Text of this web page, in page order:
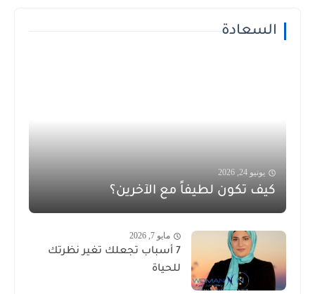
السعادة
يونيو 24, 2026
كيف تكون لطيفاً مع الآخرين؟
مايو 7, 2026
7 أسباب تجعلك تغير نظرتك
للحياة